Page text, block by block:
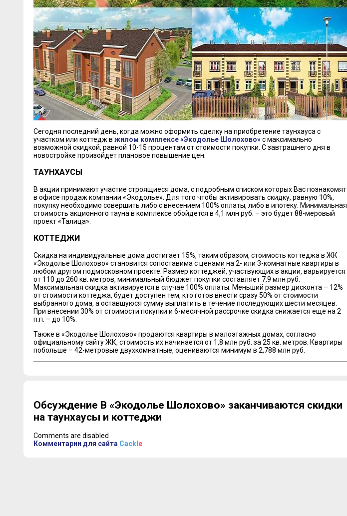
Сегодня последний день, когда можно оформить сделку на приобретение таунхауса с
участком или коттедж в жилом комплексе «Экодолье Шолохово»с максимально
возможной скидкой, равной 10-15 процентам от стоимости покупки. С завтрашнего дня в
новостройке произойдет плановое повышение цен.
ТАУНХАУСЫ
В акции принимают участие строящиеся дома, с подробным списком которых Вас познакомят
в офисе продаж компании «Экодолье». Для того чтобы активировать скидку, равную 10%,
покупку необходимо совершить либо с внесением 100% оплаты, либо в ипотеку. Минимальная
стоимость акционного тауна в комплексе обойдется в 4,1 млн руб. – это будет 88-меровый
проект «Талица».
КОТТЕДЖИ
Скидка на индивидуальные дома достигает 15%, таким образом, стоимость коттеджа в ЖК
«Экодолье Шолохово» становится сопоставима с ценами на 2- или 3-комнатные квартиры в
любом другом подмосковном проекте. Размер коттеджей, участвующих в акции, варьируется
от 110 до 260 кв. метров, минимальный бюджет покупки составляет 7,9 млн руб.
Максимальная скидка активируется в случае 100% оплаты. Меньший размер дисконта – 12%
от стоимости коттеджа, будет доступен тем, кто готов внести сразу 50% от стоимости
выбранного дома, а оставшуюся сумму выплатить в течение последующих шести месяцев.
При внесении 30% от стоимости покупки и 6-месячной рассрочке скидка снижается еще на 2
п.п. – до 10%.
Также в «Экодолье Шолохово» продаются квартиры в малоэтажных домах, согласно
официальному сайту ЖК, стоимость их начинается от 1,8 млн руб. за 25 кв. метров. Квартиры
побольше – 42-метровые двухкомнатные, оцениваются минимум в 2,788 млн руб.
Обсуждение В «Экодолье Шолохово» заканчиваются скидки
на таунхаусы и коттеджи
Comments are disabled
Комментарии для сайта Cackl e